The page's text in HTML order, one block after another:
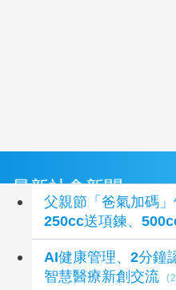
最新社會新聞
父親節「爸氣加碼
250cc送項鍊、
AI健康管理、2分
智慧醫療新創交流